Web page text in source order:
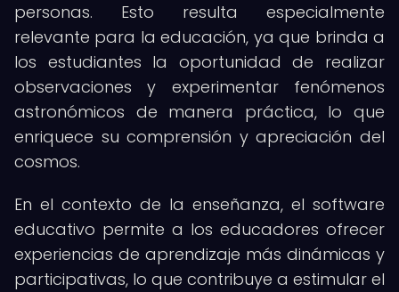
personas. Esto resulta especialmente
relevante para la educación, ya que brinda a
los estudiantes la oportunidad de realizar
observaciones y experimentar fenómenos
astronómicos de manera práctica, lo que
enriquece su comprensión y apreciación del
cosmos.
En el contexto de la enseñanza, el software
educativo permite a los educadores ofrecer
experiencias de aprendizaje más dinámicas y
participativas, lo que contribuye a estimular el